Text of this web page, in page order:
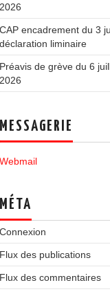
2026
CAP encadrement du 3
déclaration liminaire
Préavis de grève du 6
2026
MESSAGERIE
Webmail
MÉTA
Connexion
Flux des publications
Flux des commentaires